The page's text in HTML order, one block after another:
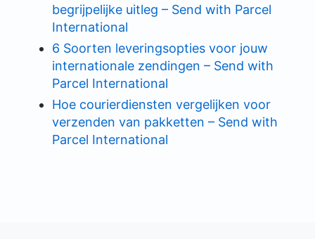
begrijpelijke uitleg – Send with Parcel
International
6 Soorten leveringsopties voor jouw
internationale zendingen – Send with
Parcel International
Hoe courierdiensten vergelijken voor
verzenden van pakketten – Send with
Parcel International